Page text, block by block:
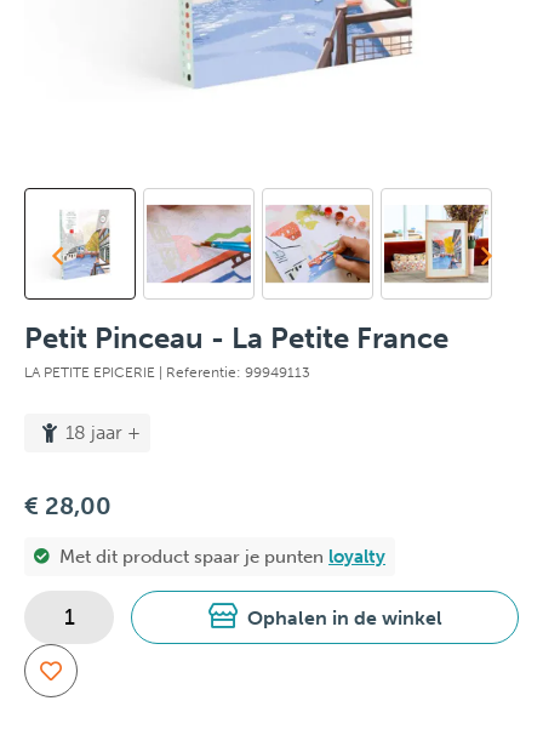
Petit Pinceau - La Petite France
LA PETITE EPICERIE | Referentie: 99949113
18 jaar +
€ 28,00
Met dit product spaar je punten loyalty
Ophalen in de winkel